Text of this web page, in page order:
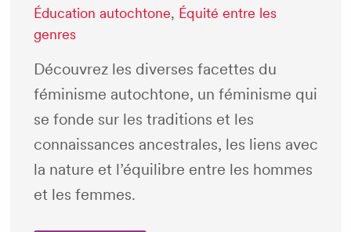
Éducation autochtone, Équité entre les
genres
Découvrez les diverses facettes du
féminisme autochtone, un féminisme qui
se fonde sur les traditions et les
connaissances ancestrales, les liens avec
la nature et l’équilibre entre les hommes
et les femmes.